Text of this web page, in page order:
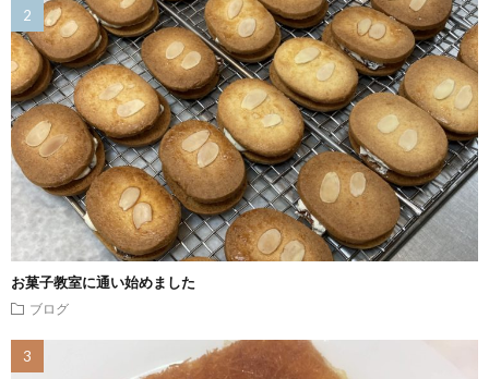
お菓子教室に通い始めました
ブログ